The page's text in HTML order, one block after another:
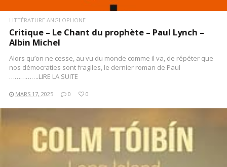
LITTÉRATURE ANGLOPHONE
Critique – Le Chant du prophète – Paul Lynch –
Albin Michel
Alors qu’on ne cesse, au vu du monde comme il va, de répéter que
nos démocraties sont fragiles, le dernier roman de Paul
…………….LIRE LA SUITE
MARS 17, 2025 0 0